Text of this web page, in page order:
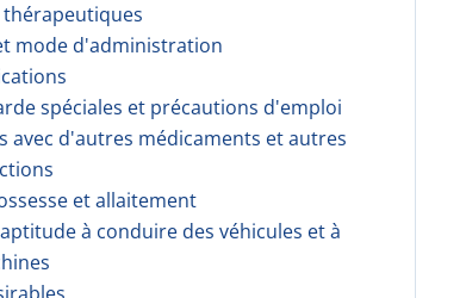
mode d'administration
spéciales et précautions d'emploi
avec d'autres médicaments et autres
et allaitement
à conduire des véhicules et à